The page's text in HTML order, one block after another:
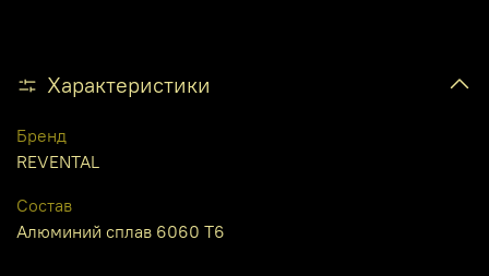
Характеристики
Бренд
REVENTAL
Состав
Алюминий сплав 6060 Т6